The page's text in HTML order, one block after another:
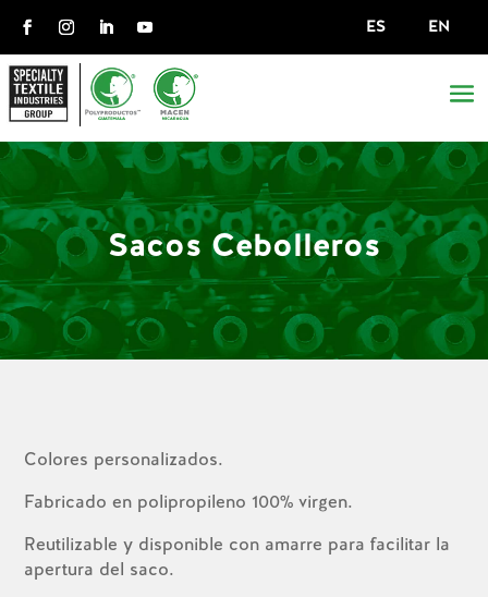
ES EN
Sacos Cebolleros
Colores personalizados.
Fabricado en polipropileno 100% virgen.
Reutilizable y disponible con amarre para facilitar la
apertura del saco.